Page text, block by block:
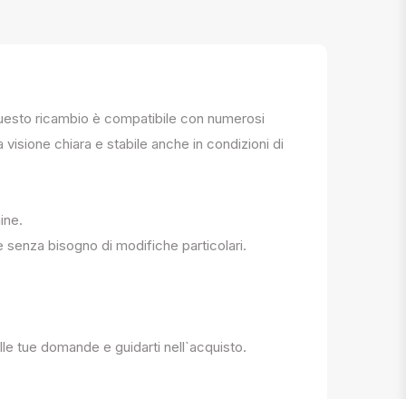
ricambio è compatibile con numerosi
chiara e stabile anche in condizioni di
bisogno di modifiche particolari.
tue domande e guidarti nell`acquisto.